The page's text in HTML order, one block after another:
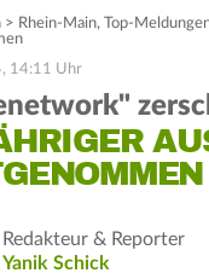
> Rhein-Main, Top-
14:11 Uhr
Redakteur & Reporter
Yanik Schick